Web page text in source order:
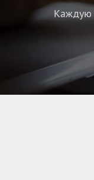
Каждую